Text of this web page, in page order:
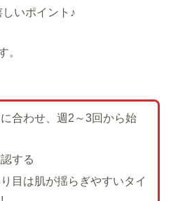
いポイント♪
。
合わせ、週2～3回から始
する
目は肌が揺らぎやすいタイ